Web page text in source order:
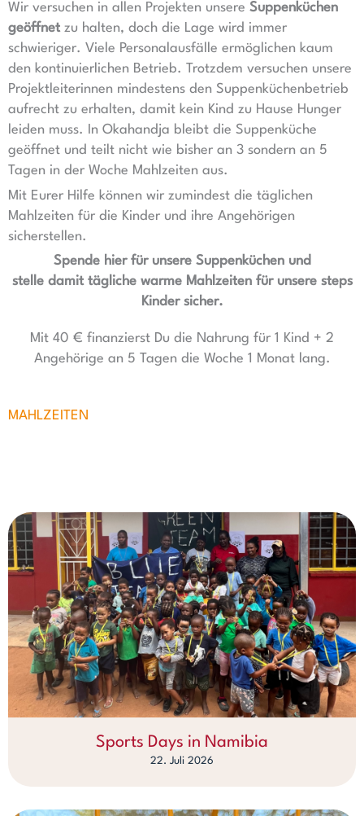
Wir versuchen in allen Projekten unsere Suppenküchen
geöffnetzu halten, doch die Lage wird immer
schwieriger. Viele Personalausfälle ermöglichen kaum
den kontinuierlichen Betrieb. Trotzdem versuchen unsere
Projektleiterinnen mindestens den Suppenküchenbetrieb
aufrecht zu erhalten, damit kein Kind zu Hause Hunger
leiden muss. In Okahandja bleibt die Suppenküche
geöffnet und teilt nicht wie bisher an 3 sondern an 5
Tagen in der Woche Mahlzeiten aus.
Mit Eurer Hilfe können wir zumindest die täglichen
Mahlzeiten für die Kinder und ihre Angehörigen
sicherstellen.
Spende hier für unsere Suppenküchen und
stelle damit tägliche warme Mahlzeiten für unsere steps
Kinder sicher.
Mit 40 € finanzierst Du die Nahrung für 1 Kind + 2
Angehörige an 5 Tagen die Woche 1 Monat lang.
MAHLZEITEN
Sports Days in Namibia
22. Juli 2026